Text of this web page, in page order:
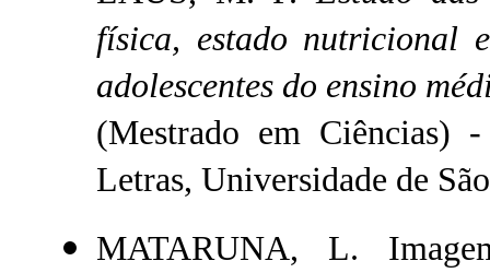
física, estado nutricional
adolescentes do ensino
(Mestrado em Ciências)
Letras, Universidade de
MATARUNA, L.